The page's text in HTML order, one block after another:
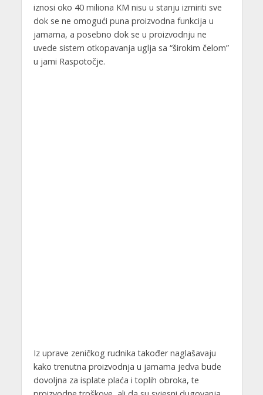
iznosi oko 40 miliona KM nisu u stanju izmiriti sve
dok se ne omogući puna proizvodna funkcija u
jamama, a posebno dok se u proizvodnju ne
uvede sistem otkopavanja uglja sa “širokim čelom”
u jami Raspotočje.
Iz uprave zeničkog rudnika također naglašavaju
kako trenutna proizvodnja u jamama jedva bude
dovoljna za isplate plaća i toplih obroka, te